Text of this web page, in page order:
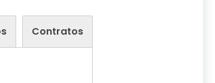
Contratos